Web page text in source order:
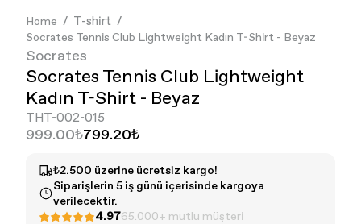
Cheetos
Home T-shirt
Socrates Tennis Club Lightweight Kadın T-Shirt - Beyaz
Socrates
Socrates Tennis Club Lightweight
Kadın T-Shirt - Beyaz
THT-002-015
999.00₺799.20₺
₺2.500 üzerine ücretsiz kargo!
Siparişlerin 5 iş günü içerisinde kargoya
verilecektir.
4.9765.000+ mutlu müşteri